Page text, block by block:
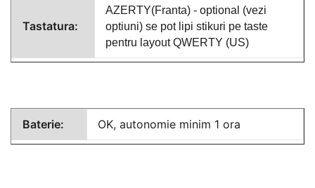
Tastatura:
AZERTY(Franta) - optional (vezi
optiuni) se pot lipi stikuri pe taste
pentru layout QWERTY (US)
Baterie: OK, autonomie minim 1 ora